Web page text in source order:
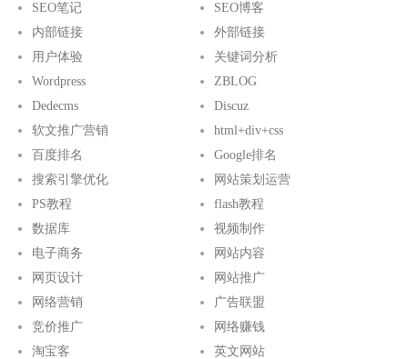
SEO笔记
SEO博客
内部链接
外部链接
用户体验
关键词分析
Wordpress
ZBLOG
Dedecms
Discuz
软文推广营销
html+div+css
百度排名
Google排名
搜索引擎优化
网站策划运营
PS教程
flash教程
数据库
视频制作
电子商务
网站内容
网页设计
网站推广
网络营销
广告联盟
竞价推广
网络赚钱
淘宝客
英文网站